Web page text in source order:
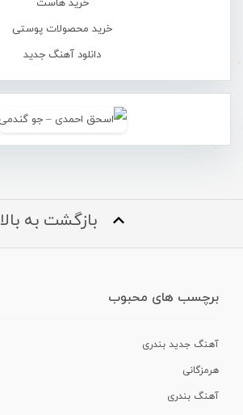
خرید هاست
خرید محصولات پوستی
دانلود آهنگ جدید
بازگشت به بالا
برچسب های محبوب
آهنگ جدید بندری
هرمزگانی
آهنگ بندری